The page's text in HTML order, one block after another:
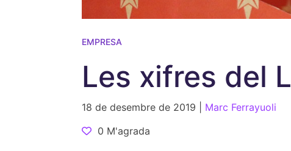
EMPRESA
Les xifres del
18 de desembre de 2019 | Marc Ferrayuoli
0 M'agrada